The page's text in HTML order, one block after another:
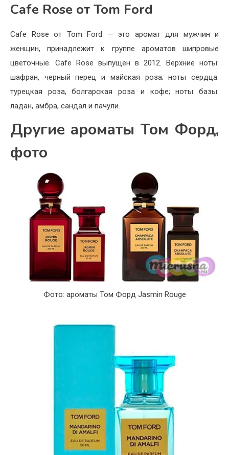
Cafe Rose от Tom Ford
Cafe Rose от Tom Ford — это аромат для мужчин и
женщин, принадлежит к группе ароматов шипровые
цветочные. Cafe Rose выпущен в 2012. Верхние ноты:
шафран, черный перец и майская роза; ноты сердца:
турецкая роза, болгарская роза и кофе; ноты базы:
ладан, амбра, сандал и пачули.
Другие ароматы Том Форд,
фото
Фото: ароматы Том Форд Jasmin Rouge